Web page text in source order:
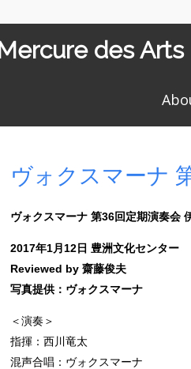
des Arts
ヴォクスマーナ
ヴォクスマーナ 第36回定期演奏会
2017年1月 12日 豊洲文化センター
Reviewed by 齋藤俊夫
写真提供：ヴォクスマーナ
＜演奏＞
指揮：西川竜太
混声合唱：ヴォクスマーナ